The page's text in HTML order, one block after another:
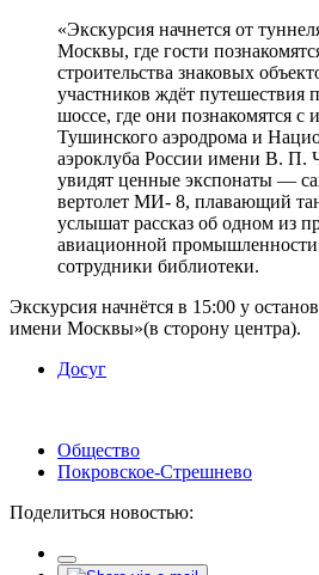
«Экскурсия начнется от
Москвы, где гости
строительства знаковых
участников ждёт путешествия
шоссе, где они познакомятся с
Тушинского аэродрома и
аэроклуба России имени В. П.
увидят ценные экспонаты —
вертолет МИ- 8, плавающий
услышат рассказ об одном из
авиационной
сотрудники библиотеки.
Экскурсия начнётся в 15:00 у
имени Москвы»(в сторону центра).
Досуг
Общество
Покровское-Стрешнево
Поделиться новостью: